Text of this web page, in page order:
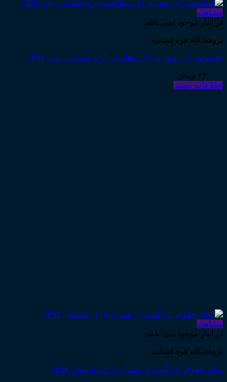
مشاهده
در انبار موجود نمی باشد
پژوهشگاه قوه قضاییه
فصلنامه رای شماره ۲۰ ـ مطالعات آرای قضایی ـ پاییز ۱۳۹۶
۳۲,۰۰۰ تومان
اطلاعات بیشتر
مشاهده
در انبار موجود نمی باشد
پژوهشگاه قوه قضاییه
مجله حقوقی دادگستری؛ شماره ۱۰۶ ـ تابستان ۱۳۹۸